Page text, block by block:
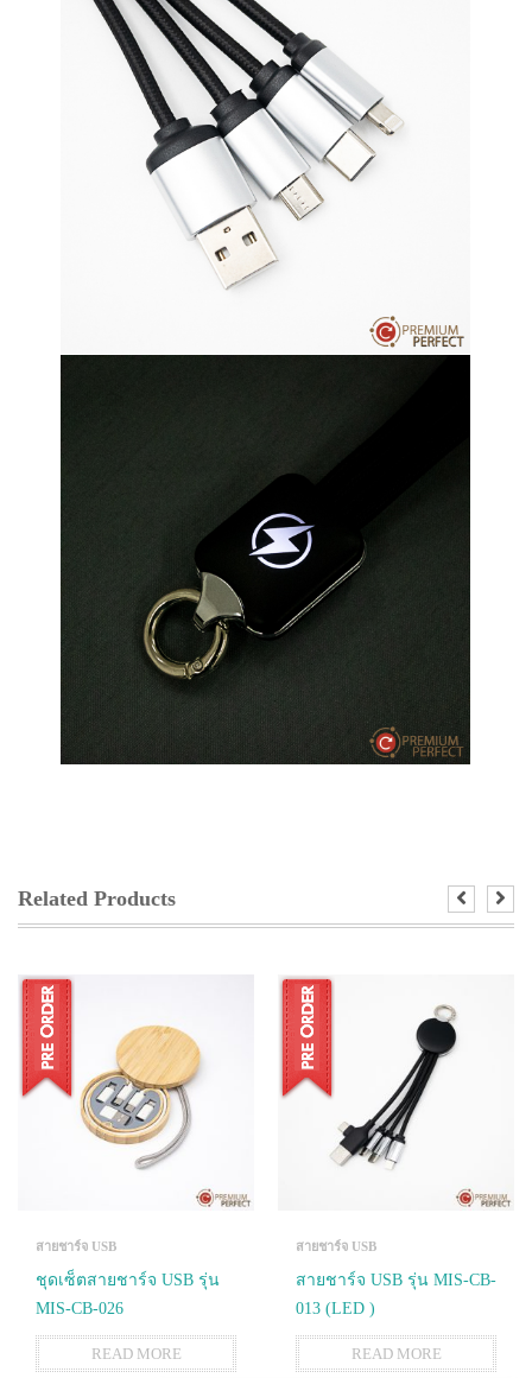
Related Products
สายชาร์จ USB
ชุดเซ็ตสายชาร์จ USB รุ่น
MIS-CB-026
READ MORE
สายชาร์จ USB
สายชาร์จ USB รุ่น MIS-CB-
013 (LED )
READ MORE